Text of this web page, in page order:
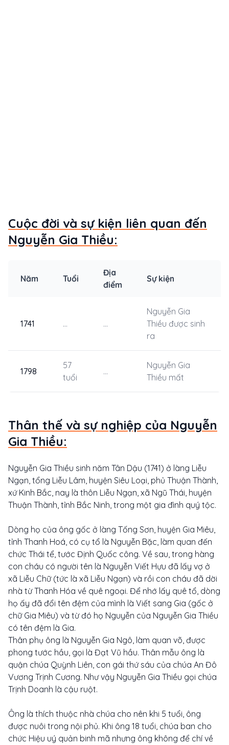
Cuộc đời và sự kiện liên quan đến
Nguyễn Gia Thiều:
Năm Tuổi
Địa
điểm
Sự kiện
1741 ... ...
Nguyễn Gia
Thiều được sinh
ra
1798
57
tuổi
...
Nguyễn Gia
Thiều mất
Thân thế và sự nghiệp của Nguyễn
Gia Thiều:
Nguyễn Gia Thiều sinh năm Tân Dậu (1741) ở làng Liễu
Ngạn, tổng Liễu Lâm, huyện Siêu Loại, phủ Thuận Thành,
xứ Kinh Bắc, nay là thôn Liễu Ngạn, xã Ngũ Thái, huyện
Thuận Thành, tỉnh Bắc Ninh, trong một gia đình quý tộc.
Dòng họ của ông gốc ở làng Tống Sơn, huyện Gia Miêu,
tỉnh Thanh Hoá, có cụ tổ là Nguyễn Bặc, làm quan đến
chức Thái tể, tước Định Quốc công. Về sau, trong hàng
con cháu có người tên là Nguyễn Viết Hựu đã lấy vợ ở
xã Liễu Chữ (tức là xã Liễu Ngạn) và rồi con cháu đã dời
nhà từ Thanh Hóa về quê ngoại. Để nhớ lấy quê tổ, dòng
họ ấy đã đổi tên đệm của mình là Viết sang Gia (gốc ở
chữ Gia Miêu) và từ đó họ Nguyễn của Nguyễn Gia Thiều
có tên đệm là Gia.
Thân phụ ông là Nguyễn Gia Ngô, làm quan võ, được
phong tước hầu, gọi là Đạt Vũ hầu. Thân mẫu ông là
quận chúa Quỳnh Liên, con gái thứ sáu của chúa An Đô
Vương Trịnh Cương. Như vậy Nguyễn Gia Thiều gọi chúa
Trịnh Doanh là cậu ruột.
Ông là thích thuộc nhà chúa cho nên khi 5 tuổi, ông
được nuôi trong nội phủ. Khi ông 18 tuổi, chúa ban cho
chức Hiệu uý quản binh mã nhưng ông không để chí về